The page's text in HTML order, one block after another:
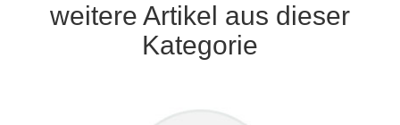
weitere Artikel aus dieser
Kategorie